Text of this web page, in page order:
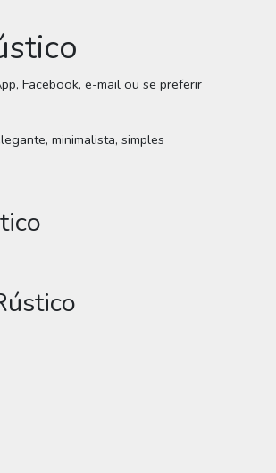
Facebook, e-mail ou se preferir
minimalista, simples